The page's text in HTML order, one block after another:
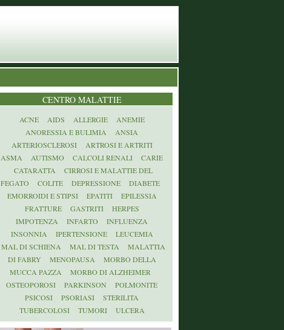
CENTRO MALATTIE
ACNE AIDS ALLERGIE
ANEMIE
ANORESSIA E BULIMIA
ANSIA
ARTERIOSCLEROSI
ARTROSI E ARTRITI
ASMA
AUTISMO CALCOLI RENALI
CARIE
CATARATTA
CIRROSI E MALATTIE DEL
FEGATO
COLITE DEPRESSIONE
DIABETE
EMORROIDI E STIPSI
EPATITI
EPILESSIA
FRATTURE
GASTRITI
HERPES
IMPOTENZA
INFARTO
INFLUENZA
INSONNIA
IPERTENSIONE
LEUCEMIA
MAL DI SCHIENA
MAL DI TESTA
MALATTIA
DI FABRY
MENOPAUSA
MORBO DELLA
MUCCA PAZZA
MORBO DI ALZHEIMER
OSTEOPOROSI
PARKINSON
POLMONITE
PSICOSI
PSORIASI
STERILITA
TUBERCOLOSI
TUMORI ULCERA